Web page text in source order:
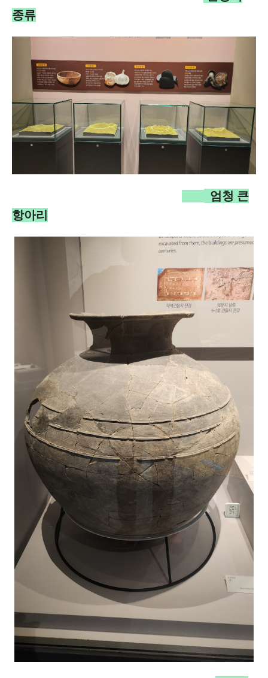
종류
엄청 큰
항아리